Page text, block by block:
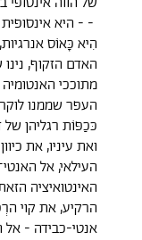
- - היא
הִיא כָּאוֹס
האדם הזקוף,
מתוככי
העפר שממנו
כּכַפּוֹת רגליהן של
ואת עיניו, את
העילאי, אל
האינטואיציה
הרקיע, את קוי
אנטי-כבידה - אל